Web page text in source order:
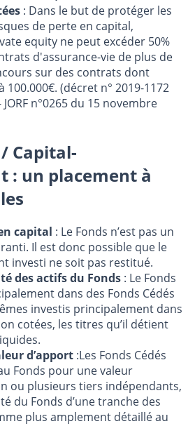
: Dans le but de protéger les
de perte en capital,
equity ne peut excéder 50%
d'assurance-vie de plus de
sur des contrats dont
100.000€. (décret n° 2019-1172
n°0265 du 15 novembre
Capital-
: un placement à
capital : Le Fonds n’est pas un
Il est donc possible que le
investi ne soit pas restitué.
des actifs du Fonds : Le Fonds
dans des Fonds Cédés
investis principalement dans
cotées, les titres qu’il détient
d’apport :Les Fonds Cédés
Fonds pour une valeur
ou plusieurs tiers indépendants,
du Fonds d’une tranche des
plus amplement détaillé au